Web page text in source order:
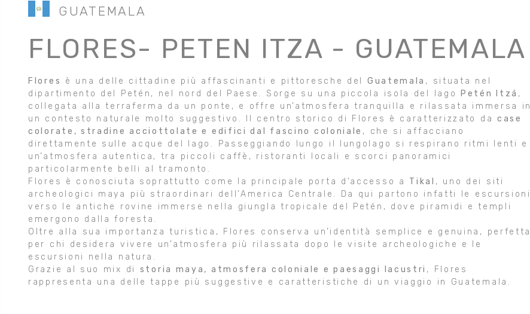
GUATEMALA
FLORES- PETEN ITZA - GUATEMALA
Flores è una delle cittadine più affascinanti e pittoresche del Guatemala , situata nel
dipartimento del Petén, nel nord del Paese. Sorge su una piccola isola del lago
Petén Itzá ,
collegata alla terraferma da un ponte, e offre un’atmosfera tranquilla e rilassata immersa in
un contesto naturale molto suggestivo. Il centro storico di Flores è caratterizzato da case
colorate, stradine acciottolate e edifici dal fascino coloniale , che si affacciano
direttamente sulle acque del lago. Passeggiando lungo il lungolago si respirano ritmi lenti e
un’atmosfera autentica, tra piccoli caffè, ristoranti locali e scorci panoramici
particolarmente belli al tramonto.
Flores è conosciuta soprattutto come la principale porta d’accesso a Tikal , uno dei siti
archeologici maya più straordinari dell’America Centrale. Da qui partono infatti le escursioni
verso le antiche rovine immerse nella giungla tropicale del Petén, dove piramidi e templi
emergono dalla foresta.
Oltre alla sua importanza turistica, Flores conserva un’identità semplice e genuina, perfetta
per chi desidera vivere un’atmosfera più rilassata dopo le visite archeologiche e le
escursioni nella natura.
Grazie al suo mix di storia maya, atmosfera coloniale e paesaggi lacustri , Flores
rappresenta una delle tappe più suggestive e caratteristiche di un viaggio in Guatemala.